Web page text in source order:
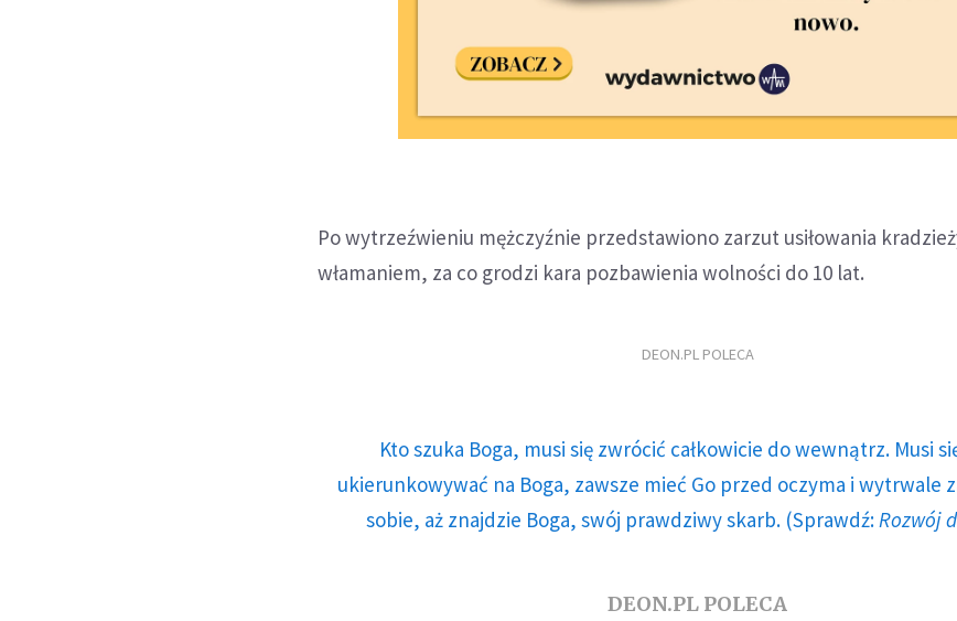
Po wytrzeźwieniu mężczyźnie przedstawiono zarzut usiłowania
włamaniem, za co grodzi kara pozbawienia wolności do 10 lat.
DEON.PL POLECA
Kto szuka Boga, musi się zwrócić całkowicie do wewnątrz. Musi
ukierunkowywać na Boga, zawsze mieć Go przed oczyma i wytrwale
sobie, aż znajdzie Boga, swój prawdziwy skarb. (Sprawdź: Rozwój
DEON.PL POLECA